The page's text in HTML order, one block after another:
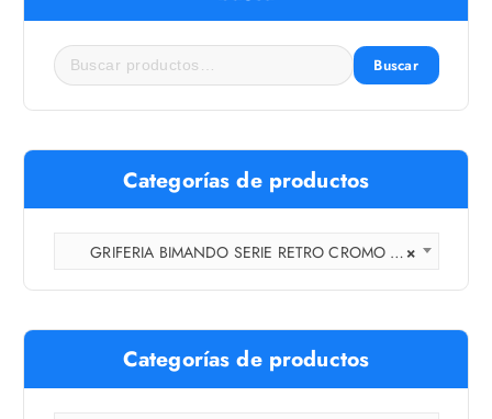
B
c
Buscar
Categorías de productos
×
GRIFERIA BIMANDO SERIE RETRO CROMO (7)
Categorías de productos